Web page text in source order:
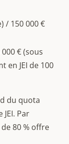
/ 150 000 €
€ (sous
en JEI de 100
du quota
Par
80 % offre